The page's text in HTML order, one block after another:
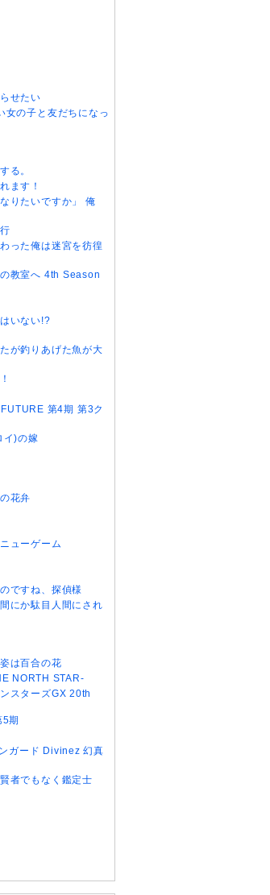
せたい
女の子と友だちになっ
る。
ます！
りたいですか」 俺
った俺は迷宮を彷徨
教室へ 4th Season
いない!?
が釣りあげた魚が大
第4期 第3ク
イ)の嫁
花弁
ューゲーム
ですね、探偵様
にか駄目人間にされ
は百合の花
NORTH STAR-
スターズGX 20th
5期
ガード Divinez 幻真
者でもなく鑑定士